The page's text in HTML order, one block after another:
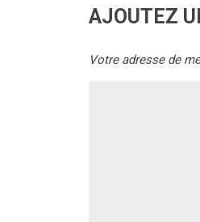
AJOUTEZ
Votre adresse de